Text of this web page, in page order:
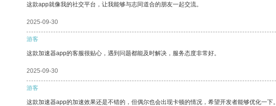
这款app就像我的社交平台，让我能够与志同道合的朋友一起交流。
2025-09-30
游客
这款加速器app的客服很贴心，遇到问题都能及时解决，服务态度非常好。
2025-09-30
游客
这款加速器app的加速效果还是不错的，但偶尔也会出现卡顿的情况，希望开发者能够优化一下。